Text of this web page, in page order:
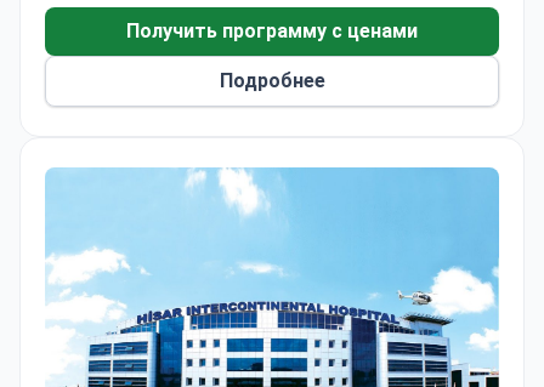
хирургические методы на основе передовой
диагностики.
Получить программу с ценами
Подробнее